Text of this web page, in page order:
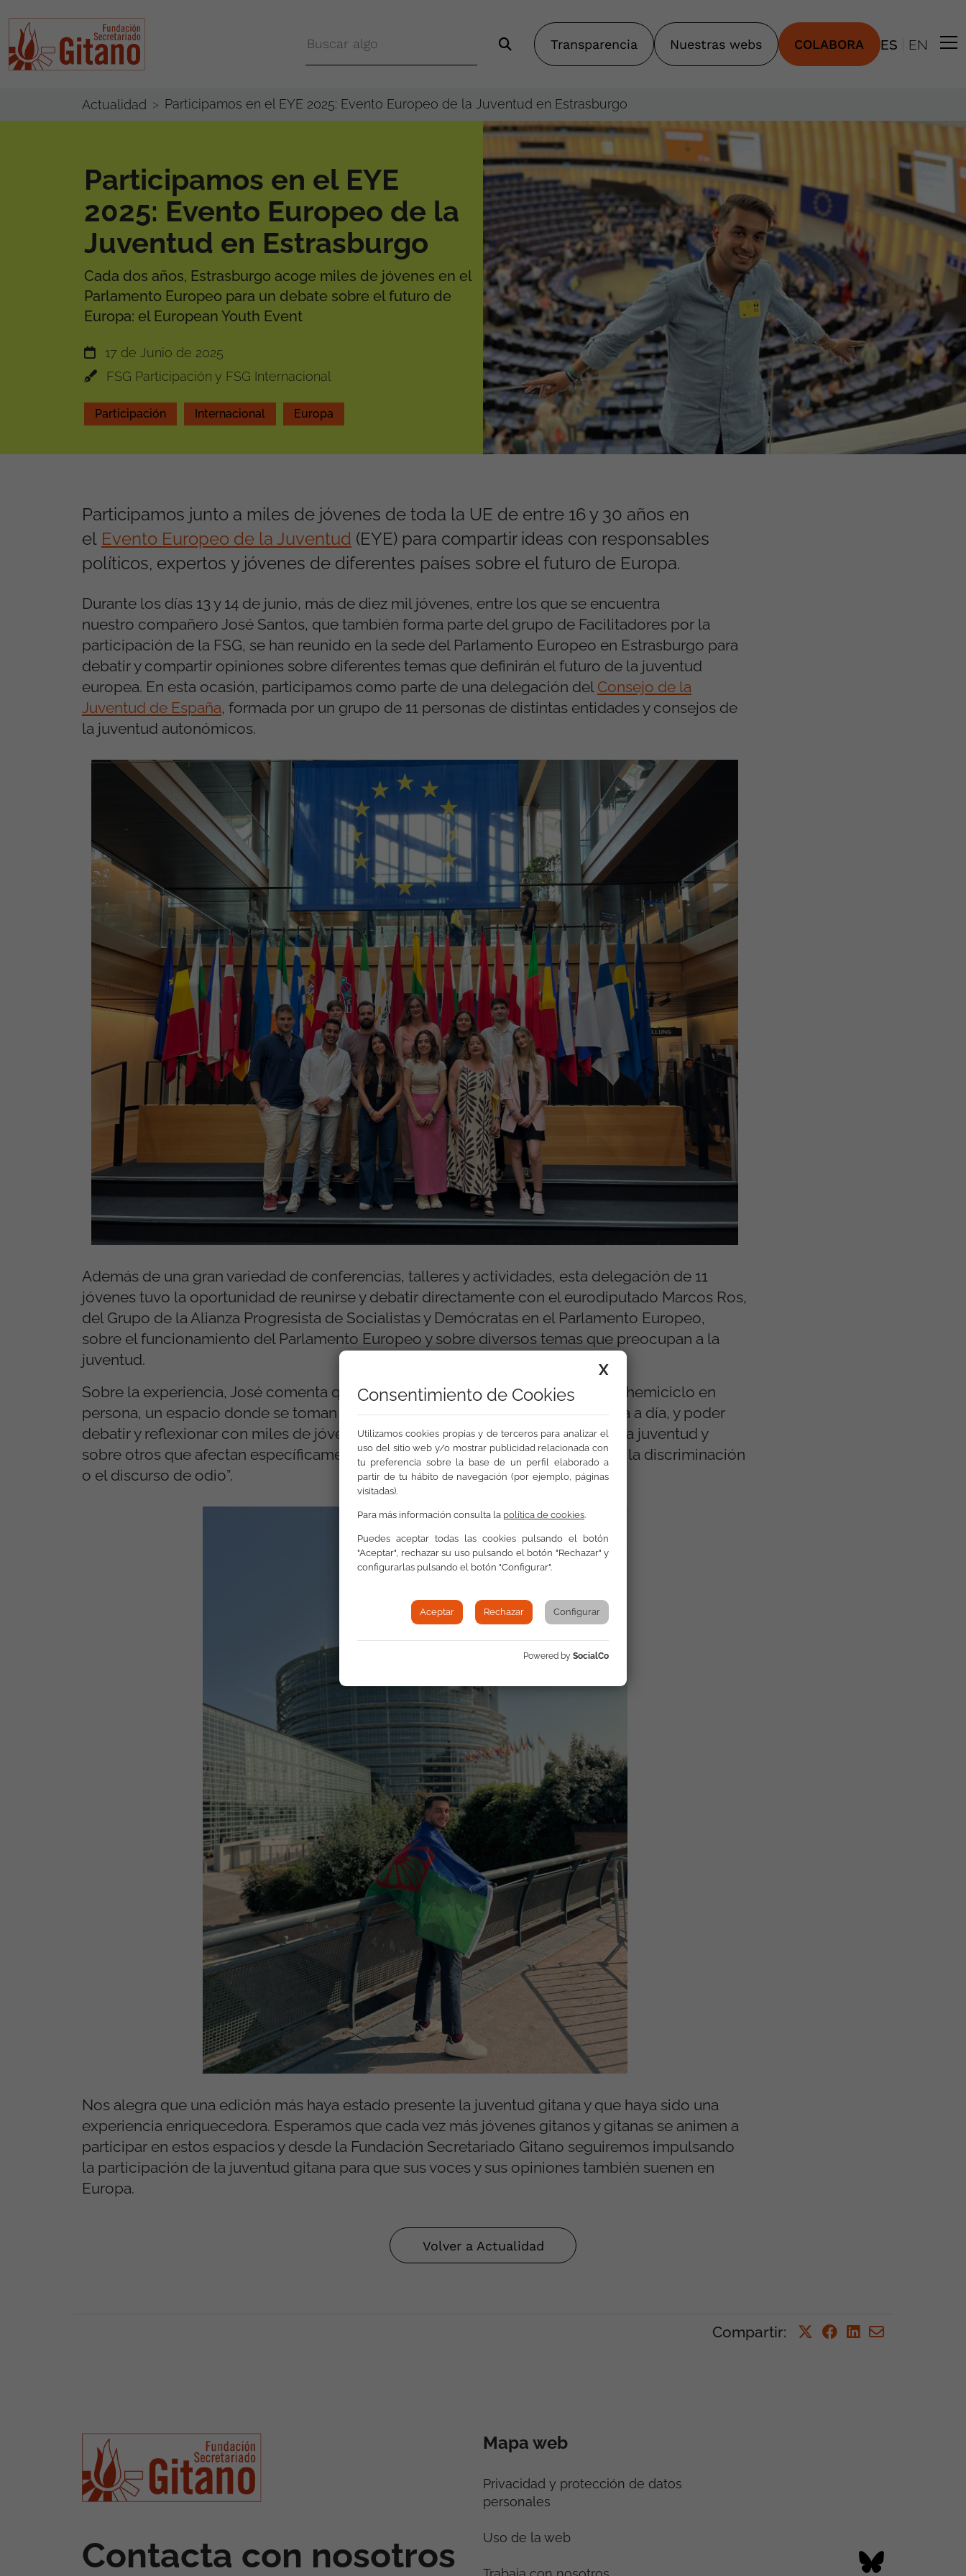
Transparencia Nuestras webs COLABORA ES EN
Actualidad Participamos en el EYE 2025: Evento Europeo de la Juventud en Estrasburgo
Participamos en el EYE
2025: Evento Europeo de la
Juventud en Estrasburgo
Cada dos años, Estrasburgo acoge miles de jóvenes en el
Parlamento Europeo para un debate sobre el futuro de
Europa: el European Youth Event
17 de Junio de 2025
FSG Participación y FSG Internacional
Participación Internacional Europa
Participamos junto a miles de jóvenes de toda la UE de entre 16 y 30 años en
el Evento Europeo de la Juventud (EYE) para compartir ideas con responsables
políticos, expertos y jóvenes de diferentes países sobre el futuro de Europa.
Durante los días 13 y 14 de junio, más de diez mil jóvenes, entre los que se encuentra
nuestro compañero José Santos, que también forma parte del grupo de Facilitadores por la
participación de la FSG, se han reunido en la sede del Parlamento Europeo en Estrasburgo para
debatir y compartir opiniones sobre diferentes temas que definirán el futuro de la juventud
europea. En esta ocasión, participamos como parte de una delegación del Consejo de la
Juventud de España, formada por un grupo de 11 personas de distintas entidades y consejos de
la juventud autonómicos.
Además de una gran variedad de conferencias, talleres y actividades, esta delegación de 11
jóvenes tuvo la oportunidad de reunirse y debatir directamente con el eurodiputado Marcos Ros,
del Grupo de la Alianza Progresista de Socialistas y Demócratas en el Parlamento Europeo,
sobre el funcionamiento del Parlamento Europeo y sobre diversos temas que preocupan a la
juventud.
Sobre la experiencia, José comenta que “ha sido muy emocionante conocer el hemiciclo en
persona, un espacio donde se toman decisiones tan relevantes para nuestro día a día, y poder
debatir y reflexionar con miles de jóvenes sobre temas que nos afectan a toda la juventud y
sobre otros que afectan específicamente a los jóvenes gitanos y gitanas, como la discriminación
o el discurso de odio”.
Nos alegra que una edición más haya estado presente la juventud gitana y que haya sido una
experiencia enriquecedora. Esperamos que cada vez más jóvenes gitanos y gitanas se animen a
participar en estos espaciosy desde la Fundación Secretariado Gitano seguiremos impulsando
la participación de la juventud gitana para que sus voces y sus opiniones también suenen en
Europa.
Volver a Actualidad
Compartir:
Contacta con nosotros
Mapa web
Privacidad y protección de datos
personales
Uso de la web
X
Consentimiento de Cookies
Utilizamos cookies propias y de terceros para analizar el
uso del sitio web y/o mostrar publicidad relacionada con
tu preferencia sobre la base de un perfil elaborado a
partir de tu hábito de navegación (por ejemplo, páginas
visitadas).
Para más información consulta la política de cookies.
Puedes aceptar todas las cookies pulsando el botón
"Aceptar", rechazar su uso pulsando el botón "Rechazar" y
configurarlas pulsando el botón "Configurar".
Aceptar Rechazar Configurar
Powered by SocialCo